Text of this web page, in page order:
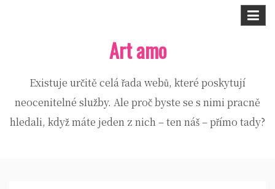
Art amo
Existuje určitě celá řada webů, které poskytují
neocenitelné služby. Ale proč byste se s nimi pracně
hledali, když máte jeden z nich – ten náš – přímo tady?